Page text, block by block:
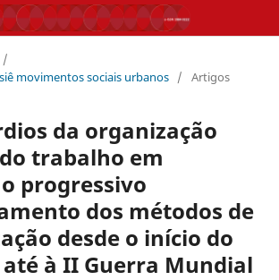
/
movimentos sociais urbanos / Artigos
da organização
trabalho em
progressivo
dos métodos de
desde o início do
até à II Guerra Mundial